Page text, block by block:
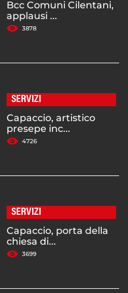
Bcc Comuni Cilentani,
applausi ...
3878
SERVIZI
Capaccio, artistico
presepe inc...
4726
SERVIZI
Capaccio, porta della
chiesa di...
3699